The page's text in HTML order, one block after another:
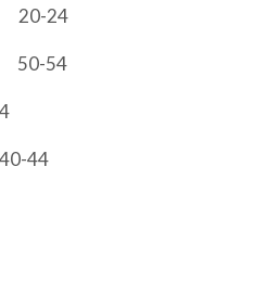
20-24
50-54
44